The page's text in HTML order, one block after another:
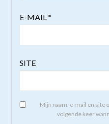
E-MAIL *
SITE
Mijn naam, e-mail en site
volgende keer